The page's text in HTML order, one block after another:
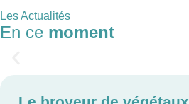
Les Actualités
En ce moment